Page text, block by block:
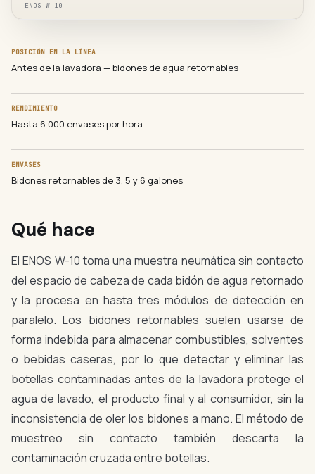
ENOS W-10
POSICIÓN EN LA LÍNEA
Antes de la lavadora — bidones de agua retornables
RENDIMIENTO
Hasta 6.000 envases por hora
ENVASES
Bidones retornables de 3, 5 y 6 galones
Qué hace
El ENOS W-10 toma una muestra neumática sin contacto
del espacio de cabeza de cada bidón de agua retornado
y la procesa en hasta tres módulos de detección en
paralelo. Los bidones retornables suelen usarse de
forma indebida para almacenar combustibles, solventes
o bebidas caseras, por lo que detectar y eliminar las
botellas contaminadas antes de la lavadora protege el
agua de lavado, el producto final y al consumidor, sin la
inconsistencia de oler los bidones a mano. El método de
muestreo sin contacto también descarta la
contaminación cruzada entre botellas.